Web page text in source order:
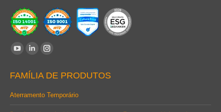
Encontre-nos em:
opens
in
Linkedin
opens
in
Instagram
opens
in
FAMÍLIA DE PRODUTOS
Aterramento Temporário